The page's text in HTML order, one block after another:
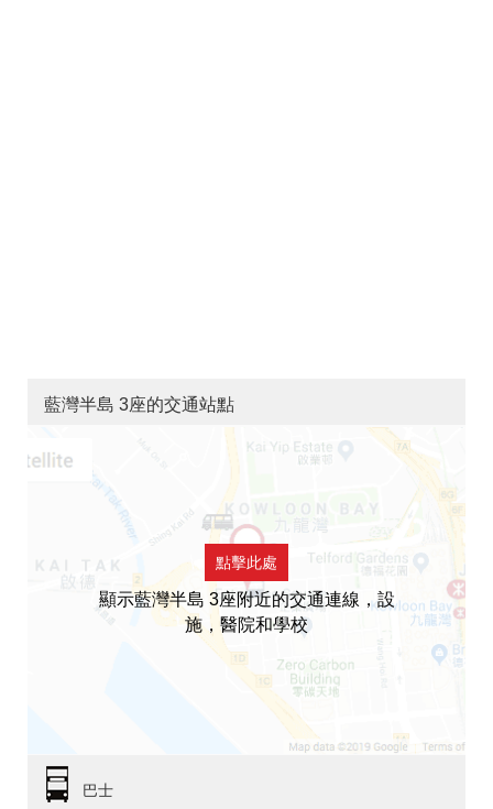
藍灣半島 3座的交通站點
點擊此處
顯示藍灣半島 3座附近的交通連線，設
施，醫院和學校
巴士